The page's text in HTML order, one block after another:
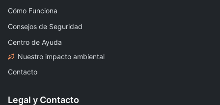
Cómo Funciona
Consejos de Seguridad
Centro de Ayuda
Nuestro impacto ambiental
Contacto
Legal y Contacto